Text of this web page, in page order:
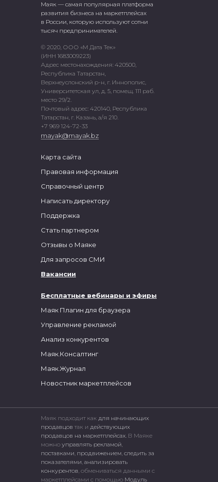
Маяк — самая популярная платформа
развития бизнеса на маркетплейсах
в России, которую используют сотни
тысяч предпринимателей.
© 2020, ООО «М Дата Тек»
(ИНН 1683009223)
Адрес местонахождения: 420500,
Республика Татарстан,
Верхнеуслонский р-н, г. Иннополис,
Университетская ул, д. 5, помещ. 111 раб.
место 29/2.
Почтовый адрес: 420140, Республика
Татарстан, г. Казань, а/я 210.
+7 969 124-72-33
mayak@mayak.bz
Бесплатные вебинары и эфиры
Маяк Плагин для браузера
Управление рекламой
Анализ конкурентов
Маяк.Консалтинг
Маяк.Журнал
Новостник маркетплейсов
Карта сайта
Правовая информация
Справочный центр
Написать директору
Поддержка
Стать партнером
Отзывы о Маяке
Для запросов СМИ
Вакансии
Маяк подходит как для начинающих
продавцов так и действующих
продавцов на маркетплейсах. В Маяке
можно управлять рекламой,
поставками, продвижением, следить за
показателями, анализировать
конкурентов, обмениваться данными с
маркетплейсами c помощью Модуль